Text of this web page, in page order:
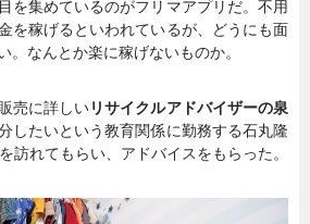
を集めているのがフリマアプリだ。不用
を稼げるといわれているが、どうにも面
。なんとか楽に稼げないものか。
売に詳しいリサイクルアドバイザーの泉
したいという教育関係に勤務する石丸隆
訪れてもらい、アドバイスをもらった。